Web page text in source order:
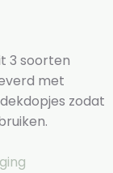
3 soorten
met
zodat